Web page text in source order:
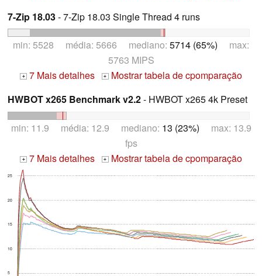
7-Zip 18.03- 7-Zip 18.03 Single Thread 4 runs
min: 5528 média: 5666 mediano: 5714 (65%) max:
5763 MIPS
+ 7 Mais detalhes + Mostrar tabela de cpomparação
HWBOT x265 Benchmark v2.2- HWBOT x265 4k Preset
min: 11.9 média: 12.9 mediano: 13 (23%) max: 13.9
fps
+ 7 Mais detalhes + Mostrar tabela de cpomparação
5
10
15
20
25